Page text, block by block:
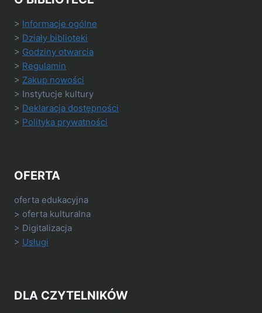
> Informacje ogólne
> Działy biblioteki
> Godziny otwarcia
> Regulamin
> Zakup nowości
> Instytucje kultury
> Deklaracja dostępności
> Polityka prywatności
OFERTA
oferta edukacyjna
> oferta kulturalna
> Digitalizacja
> Usługi
DLA CZYTELNIKÓW